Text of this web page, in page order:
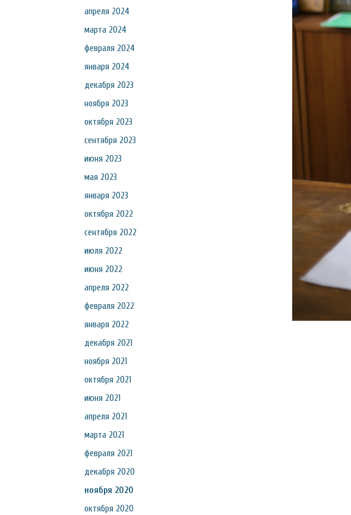
апреля 2024
марта 2024
февраля 2024
января 2024
декабря 2023
ноября 2023
октября 2023
сентября 2023
июня 2023
мая 2023
января 2023
октября 2022
сентября 2022
июля 2022
июня 2022
апреля 2022
февраля 2022
января 2022
декабря 2021
ноября 2021
октября 2021
июня 2021
апреля 2021
марта 2021
февраля 2021
декабря 2020
ноября 2020
октября 2020